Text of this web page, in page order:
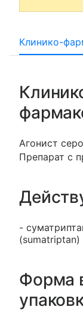
Клинико-
Агонист
Препарат с
-
(sumatriptan)
Форма